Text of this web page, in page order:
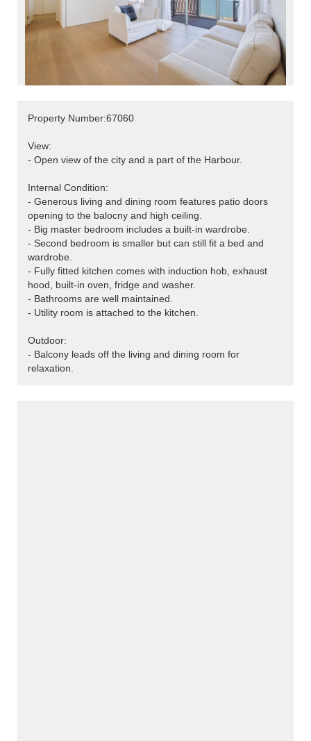
Property Number:67060
View:
- Open view of the city and a part of the Harbour.
Internal Condition:
- Generous living and dining room features patio doors
opening to the balocny and high ceiling.
- Big master bedroom includes a built-in wardrobe.
- Second bedroom is smaller but can still fit a bed and
wardrobe.
- Fully fitted kitchen comes with induction hob, exhaust
hood, built-in oven, fridge and washer.
- Bathrooms are well maintained.
- Utility room is attached to the kitchen.
Outdoor:
- Balcony leads off the living and dining room for
relaxation.